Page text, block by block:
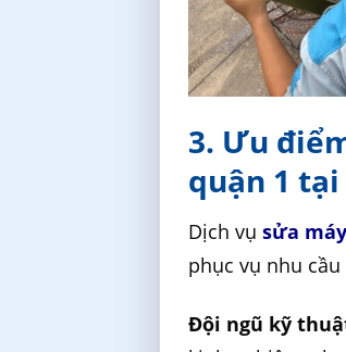
3. Ưu
quận 1
Dịch vụsửa
phục vụ nhu
Đội ngũ kỹ